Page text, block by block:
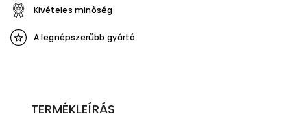
Kivételes minőség
A legnépszerűbb gyártó
TERMÉKLEÍRÁS